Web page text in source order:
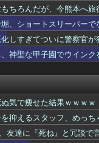
終始謝りたおしててダサ
に大興奮！二人の意気
わるwwww
かったのか尋ねた。する
月に配信
ちゃ見えるようになるｗ
見た結果とんでもないこ
になって嫌になるわ
ｗｗｗｗｗｗｗｗｗｗｗ
』と冗談で言うことがあ
どういう理屈なの？
ちろんだが、今熊本へ旅
、ショートスリーパー
化しすぎてついに警察官
神聖な甲子園でウインク
気で痩せた結果ｗｗｗｗ
抑えるスタッフ、めっ
友達に『死ね』と冗談